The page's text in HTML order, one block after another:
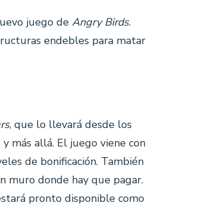
juego de Angry Birds.
endebles para matar
, que lo llevará desde los
y más allá. El juego viene con
de bonificación. También
muro donde hay que pagar.
pronto disponible como